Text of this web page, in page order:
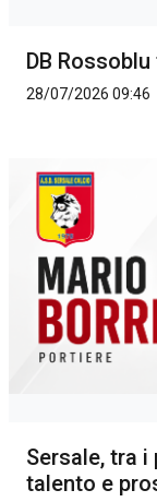
DB
28/07/2026 09:46
Sersale, tra
talento e